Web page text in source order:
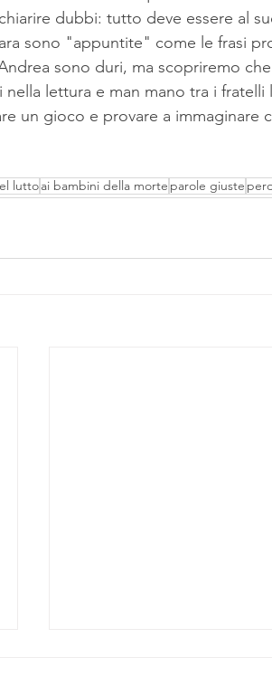
dubbi: tutto deve essere al
sono "appuntite" come le frasi
sono duri, ma scopriremo
lettura e man mano tra i fratelli
un gioco e provare a immaginare
luttoai bambini della morte parole giuste